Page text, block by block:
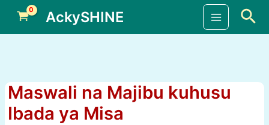
content
AckySHINE
Main
Maswali na Majibu kuhusu
Ibada ya Misa